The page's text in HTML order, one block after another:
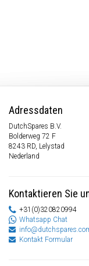
Adressdaten
DutchSpares B.V.
Bolderweg 72 F
8243 RD, Lelystad
Nederland
Kontaktieren Sie
+31(0)320820994
Whatsapp Chat
Kontakt Formular